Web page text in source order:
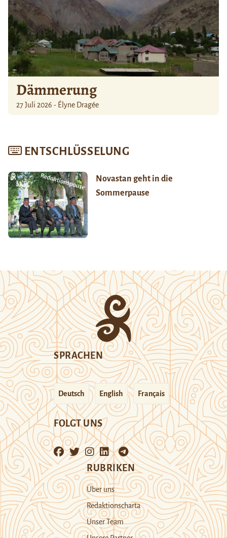
Dämmerung
27 Juli 2026 - Élyne Dragée
ENTSCHLÜSSELUNG
Novastan geht in die
Sommerpause
SPRACHEN
Deutsch English Français
FOLGT UNS
RUBRIKEN
Über uns
Redaktionscharta
Unser Team